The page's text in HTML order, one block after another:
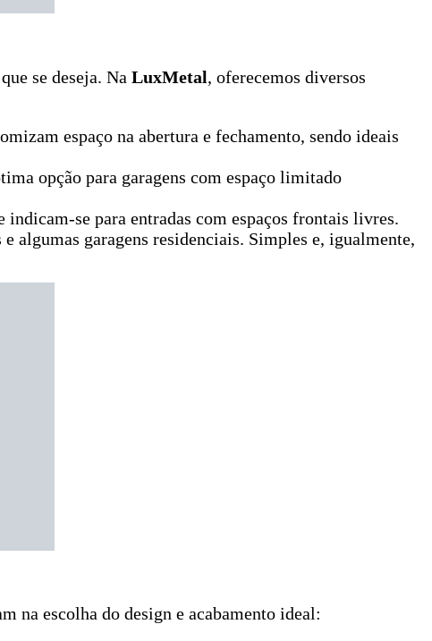
se deseja. Na LuxMetal, oferecemos diversos
espaço na abertura e fechamento, sendo ideais
opção para garagens com espaço limitado
se para entradas com espaços frontais livres.
algumas garagens residenciais. Simples e, igualmente,
na escolha do design e acabamento ideal: